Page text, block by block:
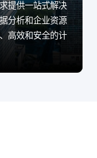
提供一站式解决
分析和企业资源
高效和安全的计